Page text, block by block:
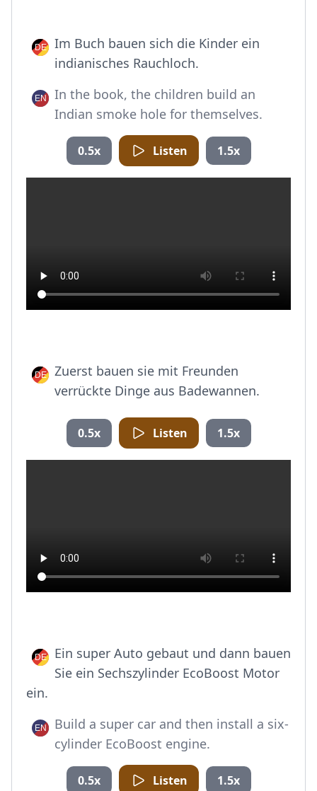
Im Buch bauen sich die Kinder ein
indianisches Rauchloch.
In the book, the children build an
Indian smoke hole for themselves.
0.5x Listen 1.5x
Zuerst bauen sie mit Freunden
verrückte Dinge aus Badewannen.
0.5x Listen 1.5x
Ein super Auto gebaut und dann bauen
Sie ein Sechszylinder EcoBoost Motor
ein.
Build a super car and then install a six-
cylinder EcoBoost engine.
0.5x Listen 1.5x